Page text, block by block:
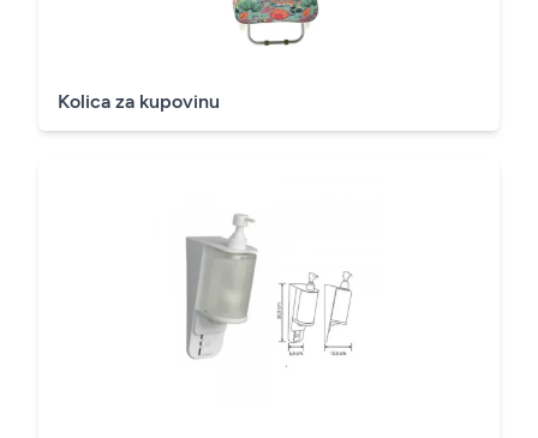
Kolica za kupovinu